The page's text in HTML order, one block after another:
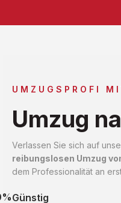
UMZUGSPROFI
Umzug
Verlassen Sie sich auf
reibungslosen Umzug
dem Professionalität an
Günstig